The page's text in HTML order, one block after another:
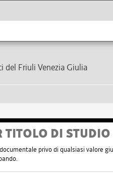
Friuli Venezia Giulia
TITOLO DI STUDIO
privo di qualsiasi valore